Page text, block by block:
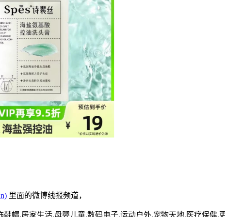
里面的微博线报频道，
帽,居家生活,母婴儿童,数码电子,运动户外,宠物天地,医疗保健,